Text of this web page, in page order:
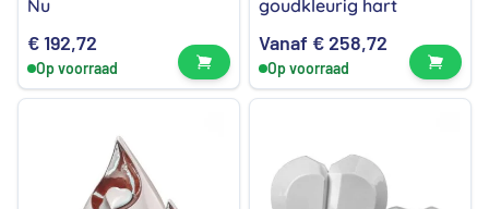
Nu
€192,72
Op voorraad Bekijk product
goudkleurig hart
Vanaf €258,72
Op voorraad